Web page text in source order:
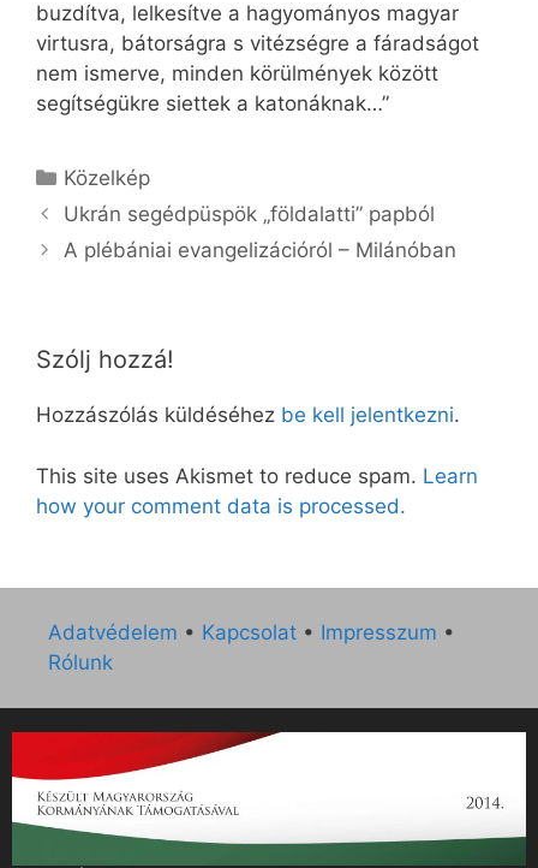
buzdítva, lelkesítve a hagyományos magyar
virtusra, bátorságra s vitézségre a fáradságot
nem ismerve, minden körülmények között
segítségükre siettek a katonáknak…”
Kategória
Közelkép
Ukrán segédpüspök „földalatti” papból
A plébániai evangelizációról – Milánóban
Szólj hozzá!
Hozzászólás küldéséhez be kell jelentkezni.
This site uses Akismet to reduce spam. Learn
how your comment data is processed.
Adatvédelem • Kapcsolat • Impresszum •
Rólunk